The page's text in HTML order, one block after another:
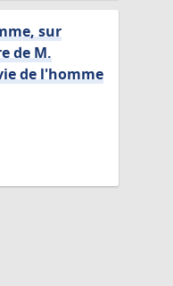
sur
de M.
de l'homme